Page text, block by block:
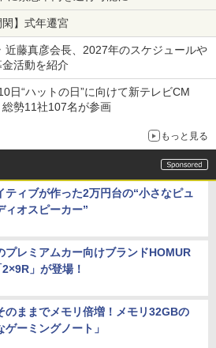
閑】式年遷宮
近藤真彦会長、2027年のスケジュールや
活動を紹介
日“ハットの日”に向けて新テレビCM
総勢11社107名が参画
もっと見る
ティブが作った2万円台の“小さなピュ
ィオスピーカー”
プレミアムカー向けブランドHOMUR
」が登場！
のままでメモリ倍増！メモリ32GBの
ゲーミングノート」